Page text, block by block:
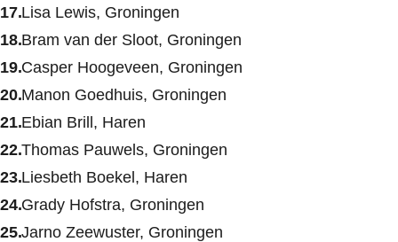
Lisa Lewis, Groningen
Bram van der Sloot, Groningen
Casper Hoogeveen, Groningen
Manon Goedhuis, Groningen
Ebian Brill, Haren
Thomas Pauwels, Groningen
Liesbeth Boekel, Haren
Grady Hofstra, Groningen
Jarno Zeewuster, Groningen